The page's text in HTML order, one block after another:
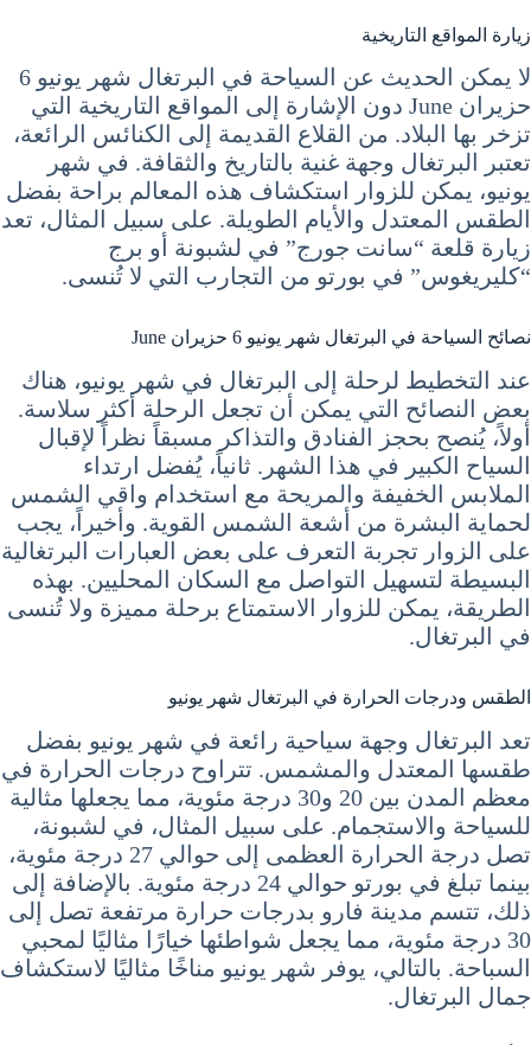
زيارة المواقع التاريخية
لا يمكن الحديث عن السياحة في البرتغال شهر يونيو 6
حزيران June دون الإشارة إلى المواقع التاريخية التي
تزخر بها البلاد. من القلاع القديمة إلى الكنائس الرائعة،
تعتبر البرتغال وجهة غنية بالتاريخ والثقافة. في شهر
يونيو، يمكن للزوار استكشاف هذه المعالم براحة بفضل
الطقس المعتدل والأيام الطويلة. على سبيل المثال، تعد
زيارة قلعة “سانت جورج” في لشبونة أو برج
“كليريغوس” في بورتو من التجارب التي لا تُنسى.
نصائح السياحة في البرتغال شهر يونيو 6 حزيران June
عند التخطيط لرحلة إلى البرتغال في شهر يونيو، هناك
بعض النصائح التي يمكن أن تجعل الرحلة أكثر سلاسة.
أولاً، يُنصح بحجز الفنادق والتذاكر مسبقاً نظراً لإقبال
السياح الكبير في هذا الشهر. ثانياً، يُفضل ارتداء
الملابس الخفيفة والمريحة مع استخدام واقي الشمس
لحماية البشرة من أشعة الشمس القوية. وأخيراً، يجب
على الزوار تجربة التعرف على بعض العبارات البرتغالية
البسيطة لتسهيل التواصل مع السكان المحليين. بهذه
الطريقة، يمكن للزوار الاستمتاع برحلة مميزة ولا تُنسى
في البرتغال.
الطقس ودرجات الحرارة في البرتغال شهر يونيو
تعد البرتغال وجهة سياحية رائعة في شهر يونيو بفضل
طقسها المعتدل والمشمس. تتراوح درجات الحرارة في
معظم المدن بين 20 و30 درجة مئوية، مما يجعلها مثالية
للسياحة والاستجمام. على سبيل المثال، في لشبونة،
تصل درجة الحرارة العظمى إلى حوالي 27 درجة مئوية،
بينما تبلغ في بورتو حوالي 24 درجة مئوية. بالإضافة إلى
ذلك، تتسم مدينة فارو بدرجات حرارة مرتفعة تصل إلى
30 درجة مئوية، مما يجعل شواطئها خيارًا مثاليًا لمحبي
السباحة. بالتالي، يوفر شهر يونيو مناخًا مثاليًا لاستكشاف
جمال البرتغال.